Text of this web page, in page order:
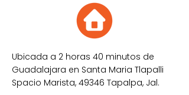
Ubicada a 2 horas 40 minutos de
Guadalajara en Santa Maria Tlapalli
Spacio Marista, 49346 Tapalpa, Jal.